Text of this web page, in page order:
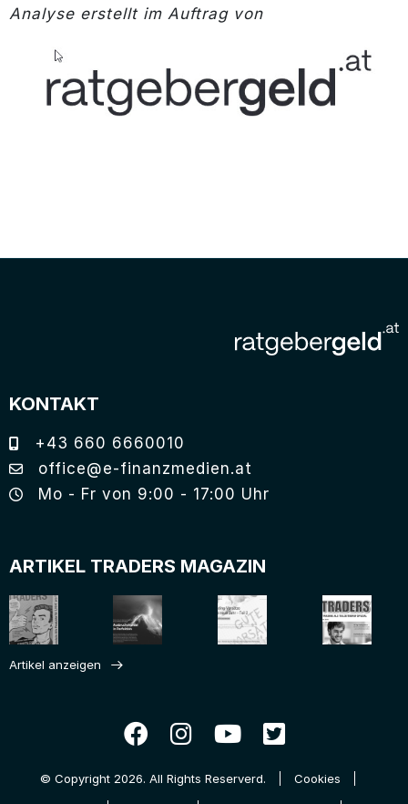
Analyse erstellt im Auftrag von
KONTAKT
+43 660 6660010
office@e-finanzmedien.at
Mo - Fr von 9:00 - 17:00 Uhr
ARTIKEL TRADERS MAGAZIN
Artikel anzeigen
© Copyright 2026. All Rights Reserverd.
Cookies